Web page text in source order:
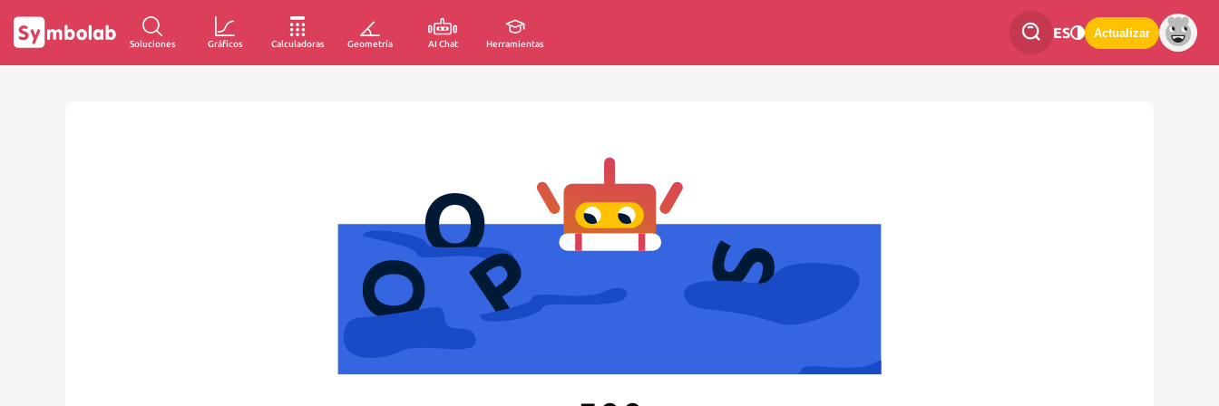
Soluciones Gráficos Calculadoras Geometría AI Chat Herramientas
ES Actualizar